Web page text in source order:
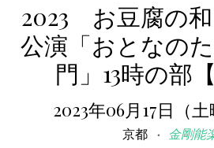
2023 お豆腐の
公演「おとなの
門」13時の部【
2023年06月17日（
京都 金剛能